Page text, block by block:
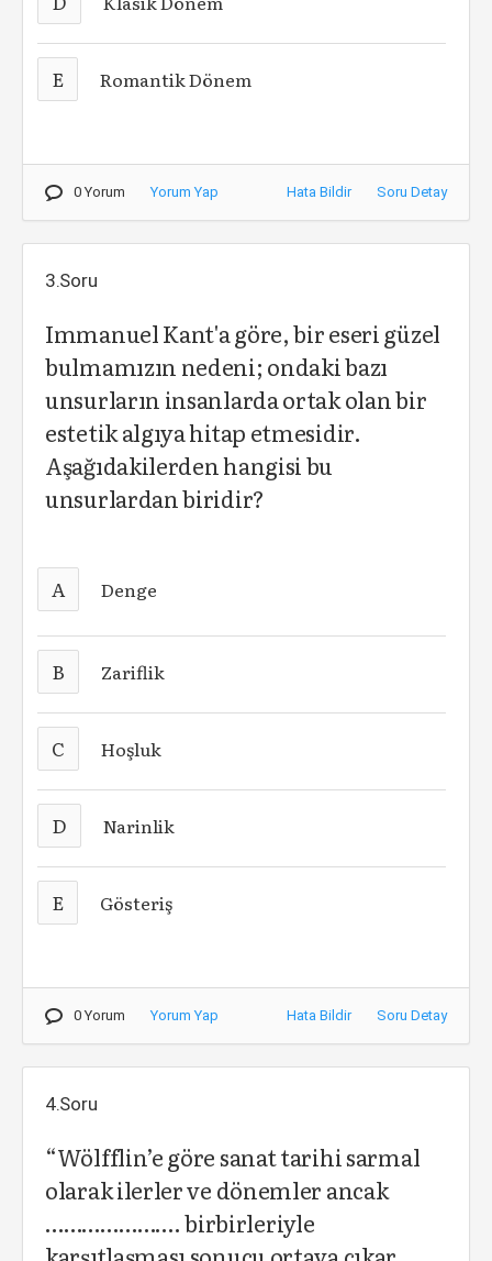
E Romantik Dönem
0 Yorum Yorum Yap Hata Bildir Soru Detay
3.Soru
Immanuel Kant'a göre, bir eseri güzel
bulmamızın nedeni; ondaki bazı
unsurların insanlarda ortak olan bir
estetik algıya hitap etmesidir.
Aşağıdakilerden hangisi bu
unsurlardan biridir?
A Denge
B Zariflik
C Hoşluk
D Narinlik
E Gösteriş
0 Yorum Yorum Yap Hata Bildir Soru Detay
4.Soru
“Wölfflin’e göre sanat tarihi sarmal
olarak ilerler ve dönemler ancak
…………………. birbirleriyle